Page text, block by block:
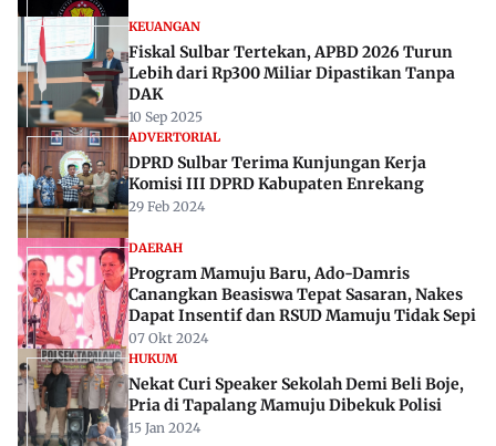
KEUANGAN
Fiskal Sulbar Tertekan, APBD 2026 Turun
Lebih dari Rp300 Miliar Dipastikan Tanpa
DAK
10 Sep 2025
ADVERTORIAL
DPRD Sulbar Terima Kunjungan Kerja
Komisi III DPRD Kabupaten Enrekang
29 Feb 2024
DAERAH
Program Mamuju Baru, Ado-Damris
Canangkan Beasiswa Tepat Sasaran, Nakes
Dapat Insentif dan RSUD Mamuju Tidak Sepi
07 Okt 2024
HUKUM
Nekat Curi Speaker Sekolah Demi Beli Boje,
Pria di Tapalang Mamuju Dibekuk Polisi
15 Jan 2024